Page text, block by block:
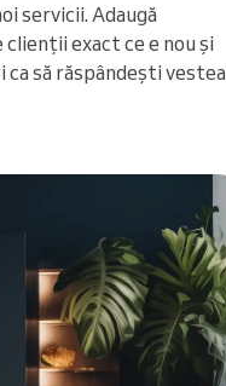
servicii. Adaugă
exact ce e nou și
să răspândești vestea